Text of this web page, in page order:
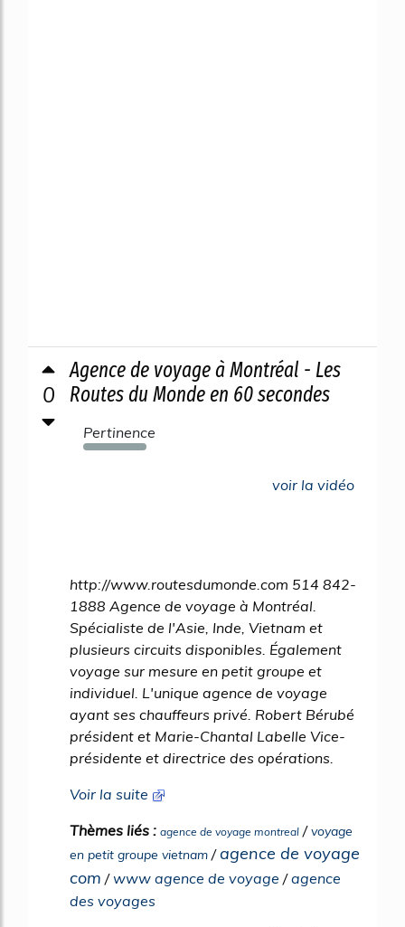
0
Agence de voyage à Montréal - Les
Routes du Monde en 60 secondes
Pertinence
326%
voir la vidéo
http://www.routesdumonde.com 514 842-
1888 Agence de voyage à Montréal.
Spécialiste de l'Asie, Inde, Vietnam et
plusieurs circuits disponibles. Également
voyage sur mesure en petit groupe et
individuel. L'unique agence de voyage
ayant ses chauffeurs privé. Robert Bérubé
président et Marie-Chantal Labelle Vice-
présidente et directrice des opérations.
Voir la suite
Thèmes liés : agence de voyage montreal /voyage
en petit groupe vietnam /agence de voyage
com /www agence de voyage /agence
des voyages